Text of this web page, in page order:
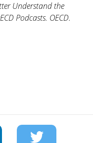
Understand the
Podcasts. OECD.